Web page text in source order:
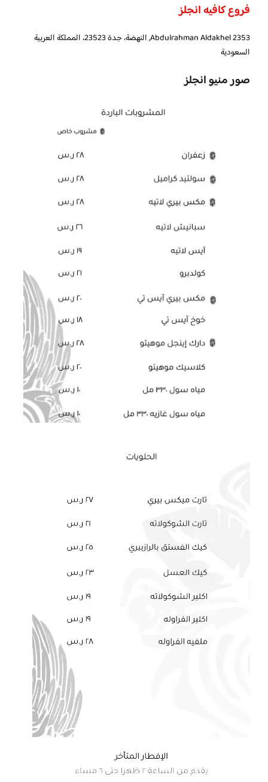
فروع كافيه انجلز
2353 Abdulrahman Aldakhel, النهضة، جدة 23523، المملكة العربية
السعودية
صور منيو انجلز